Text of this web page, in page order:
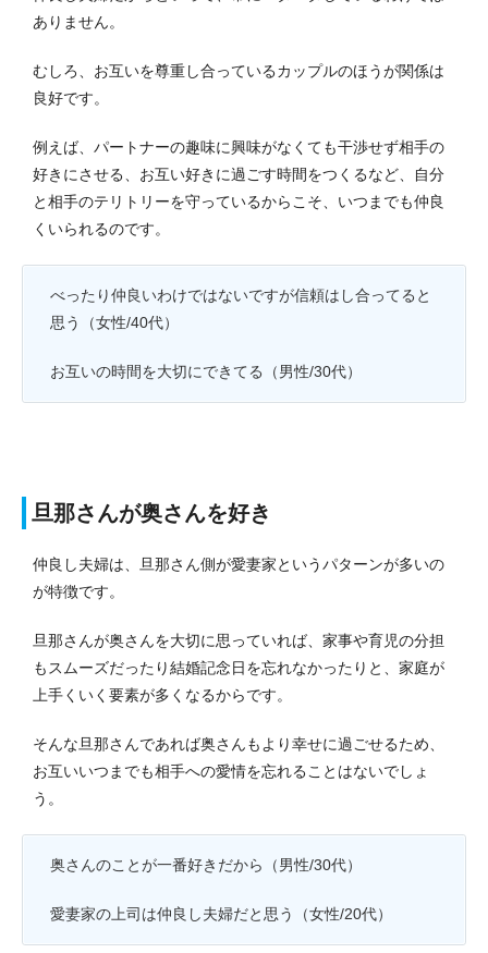
ありません。
むしろ、お互いを尊重し合っているカップルのほうが関係は
良好です。
例えば、パートナーの趣味に興味がなくても干渉せず相手の
好きにさせる、お互い好きに過ごす時間をつくるなど、自分
と相手のテリトリーを守っているからこそ、いつまでも仲良
くいられるのです。
べったり仲良いわけではないですが信頼はし合ってると
思う（女性/40代）
お互いの時間を大切にできてる（男性/30代）
旦那さんが奥さんを好き
仲良し夫婦は、旦那さん側が愛妻家というパターンが多いの
が特徴です。
旦那さんが奥さんを大切に思っていれば、家事や育児の分担
もスムーズだったり結婚記念日を忘れなかったりと、家庭が
上手くいく要素が多くなるからです。
そんな旦那さんであれば奥さんもより幸せに過ごせるため、
お互いいつまでも相手への愛情を忘れることはないでしょ
う。
奥さんのことが一番好きだから（男性/30代）
愛妻家の上司は仲良し夫婦だと思う（女性/20代）